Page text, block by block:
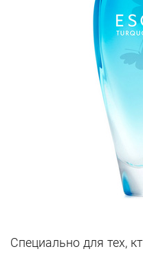
Специально для тех,